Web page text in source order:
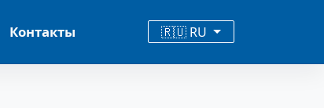
Контакты 🇷🇺 RU